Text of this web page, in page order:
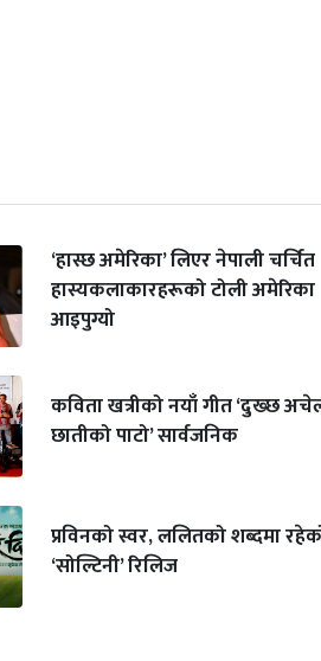
‘हास्छ अमेरिका’ लिएर नेपाली चर्चित
हास्यकलाकारहरूको टोली अमेरिका
आइपुग्यो
कविता खत्रीको नयाँ गीत ‘दुख्छ
छातीको पाटो’ सार्वजनिक
प्रविनको स्वर, ललितको शब्दमा
‘सोल्टिनी’ रिलिज